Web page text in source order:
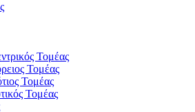
Τομέας
Τομέας
Τομέας
Τομέας